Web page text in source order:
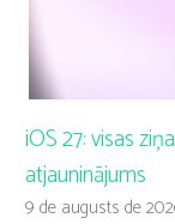
iOS 27: visas
atjauninājums
9 de augusts de